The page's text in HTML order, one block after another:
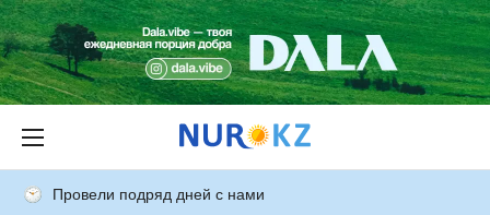
Провели подряд дней с нами